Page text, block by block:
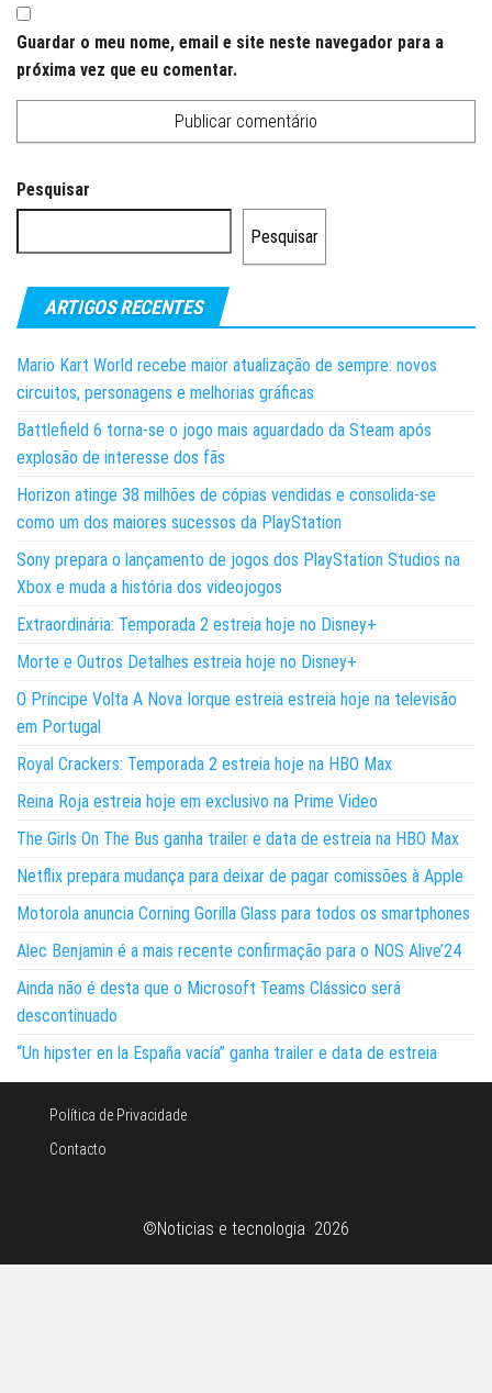
Guardar o meu nome, email e site neste navegador para a
próxima vez que eu comentar.
Pesquisar
Pesquisar
ARTIGOS RECENTES
Mario Kart World recebe maior atualização de sempre: novos
circuitos, personagens e melhorias gráficas
Battlefield 6 torna-se o jogo mais aguardado da Steam após
explosão de interesse dos fãs
Horizon atinge 38 milhões de cópias vendidas e consolida-se
como um dos maiores sucessos da PlayStation
Sony prepara o lançamento de jogos dos PlayStation Studios na
Xbox e muda a história dos videojogos
Extraordinária: Temporada 2 estreia hoje no Disney+
Morte e Outros Detalhes estreia hoje no Disney+
O Príncipe Volta A Nova Iorque estreia estreia hoje na televisão
em Portugal
Royal Crackers: Temporada 2 estreia hoje na HBO Max
Reina Roja estreia hoje em exclusivo na Prime Video
The Girls On The Bus ganha trailer e data de estreia na HBO Max
Netflix prepara mudança para deixar de pagar comissões à Apple
Motorola anuncia Corning Gorilla Glass para todos os smartphones
Alec Benjamin é a mais recente confirmação para o NOS Alive’24
Ainda não é desta que o Microsoft Teams Clássico será
descontinuado
“Un hipster en la España vacía” ganha trailer e data de estreia
Política de Privacidade
Contacto
©Noticias e tecnologia 2026